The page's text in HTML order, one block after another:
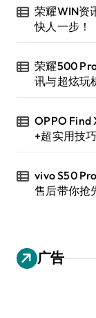
荣耀WIN资
快人一步！
荣耀500
讯与超炫玩
OPPO Find
+超实用技
vivo S50
售后带你抢
广告